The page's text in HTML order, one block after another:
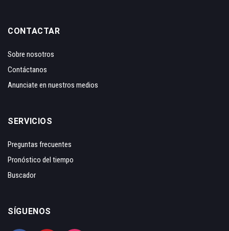
CONTACTAR
Sobre nosotros
Contáctanos
Anunciate en nuestros medios
SERVICIOS
Preguntas frecuentes
Pronóstico del tiempo
Buscador
SÍGUENOS